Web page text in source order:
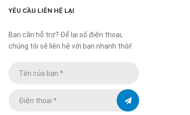
YÊU CẦU LIÊN HỆ LẠI
Bạn cần hỗ trợ? Để lại số điện thoại,
chúng tôi sẽ liên hệ với bạn nhanh thôi!